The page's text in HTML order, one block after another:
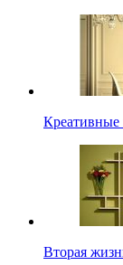
Креативные
Вторая